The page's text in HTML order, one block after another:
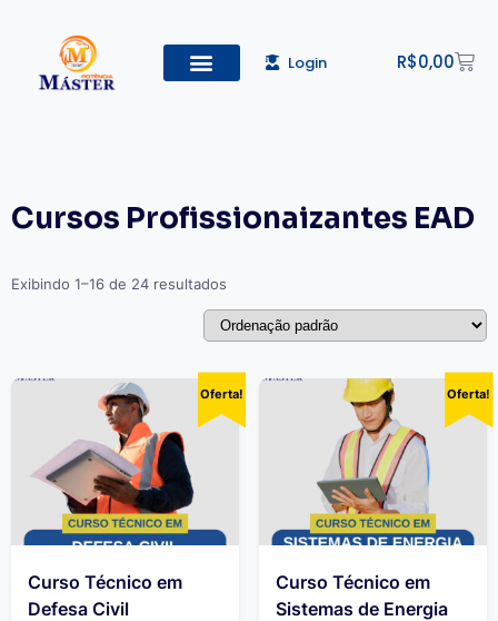
Login R$0,00
Cursos Profissionaizantes EAD
Exibindo 1–16 de 24 resultados
Oferta!
Curso Técnico em
Defesa Civil
Oferta!
Curso Técnico em
Sistemas de Energia